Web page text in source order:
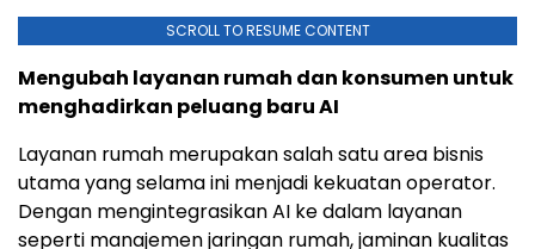
SCROLL TO RESUME CONTENT
Mengubah layanan rumah dan konsumen untuk
menghadirkan peluang baru AI
Layanan rumah merupakan salah satu area bisnis
utama yang selama ini menjadi kekuatan operator.
Dengan mengintegrasikan AI ke dalam layanan
seperti manajemen jaringan rumah, jaminan kualitas